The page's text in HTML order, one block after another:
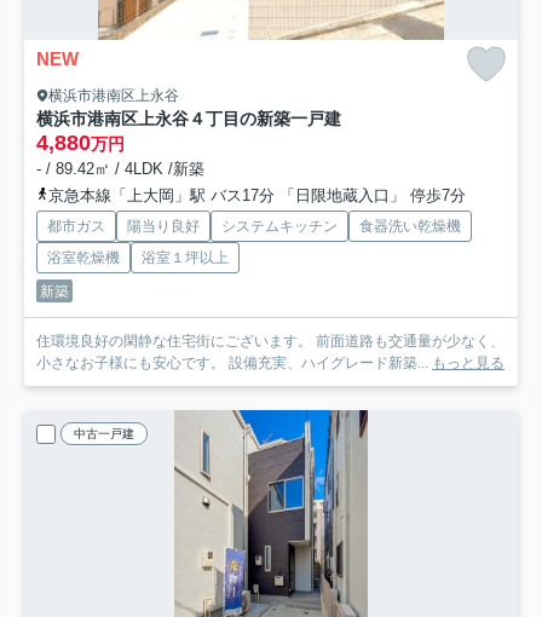
NEW
横浜市港南区上永谷
横浜市港南区上永谷４丁目の新築一戸建
4,880万円
- / 89.42㎡ / 4LDK /新築
京急本線「上大岡」駅 バス17分 「日限地蔵入口」 停歩7分
都市ガス 陽当り良好 システムキッチン
食器洗い乾燥機
浴室乾燥機
浴室１坪以上
新築
住環境良好の閑静な住宅街にございます。 前面道路も交通量が少なく、
小さなお子様にも安心です。 設備充実、ハイグレード新築... もっと見る
中古一戸建